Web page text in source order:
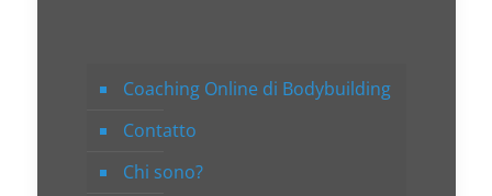
Coaching Online di Bodybuilding
Contatto
Chi sono?